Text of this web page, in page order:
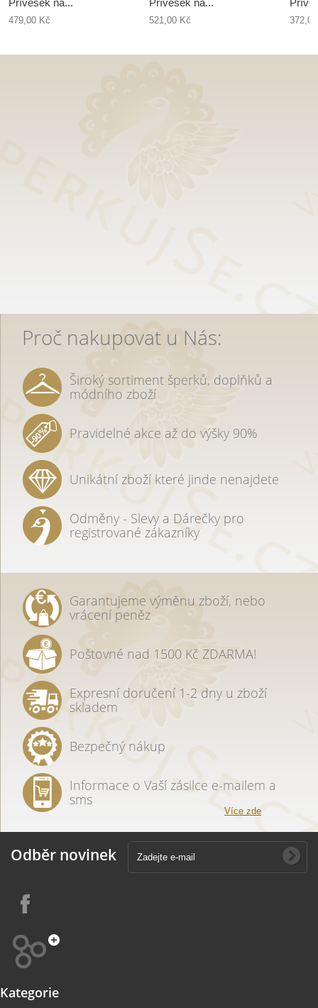
479,00 Kč 521,00 Kč
Proč nakupovat u Nás:
Široký sortiment šperků, doplňků a
módního zboží
Pravidelné akce až do výšky 90%
Unikátní zboží které jinde nenajdete
Odměny - Slevy a Dárečky pro
registrované zákazníky
Garantujeme výměnu zboží, nebo
vrácení peněz
Poštovné nad 1500 Kč ZDARMA!
Expresní doručení 1-2 dny u zboží
skladem
Bezpečný nákup
Informace o Vaší zásilce e-mailem a
sms
Více zde
Odběr novinek
Kategorie